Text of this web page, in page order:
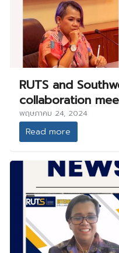
RUTS and
collaboration
พฤษภาคม 24, 2024
Read more